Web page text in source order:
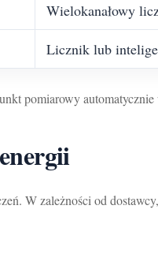
Wielokanałowy
Licznik lub
pomiarowy
W zależności od